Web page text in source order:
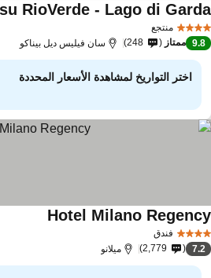
منتجع
RioVerde - Lago di
9.8 ممتاز 248 سان فيليس ديل بيناكو
اختر التواريخ لمشاهدة الأسعار المحددة
فندق
Hotel Milanoمشاهدة
7.2
2,779 ميلانو